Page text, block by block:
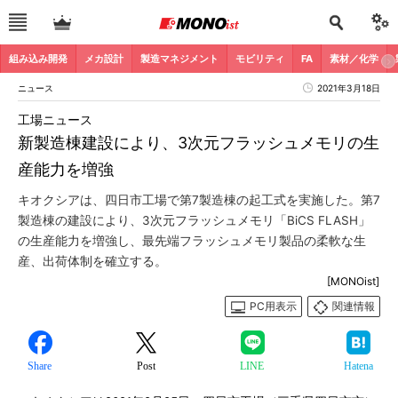
組み込み開発 メカ設計 製造マネジメント モビリティ FA 素材／化学
ニュース 2021年3月18日
新製造棟建設により、3次元フラッシュメモリの生
産能力を増強
工場ニュース
キオクシアは、四日市工場で第7製造棟の起工式を実施した。第7
製造棟の建設により、3次元フラッシュメモリ「BiCS FLASH」
の生産能力を増強し、最先端フラッシュメモリ製品の柔軟な生
産、出荷体制を確立する。
[MONOist]
PC用表示
関連情報
Share Post LINE Hatena